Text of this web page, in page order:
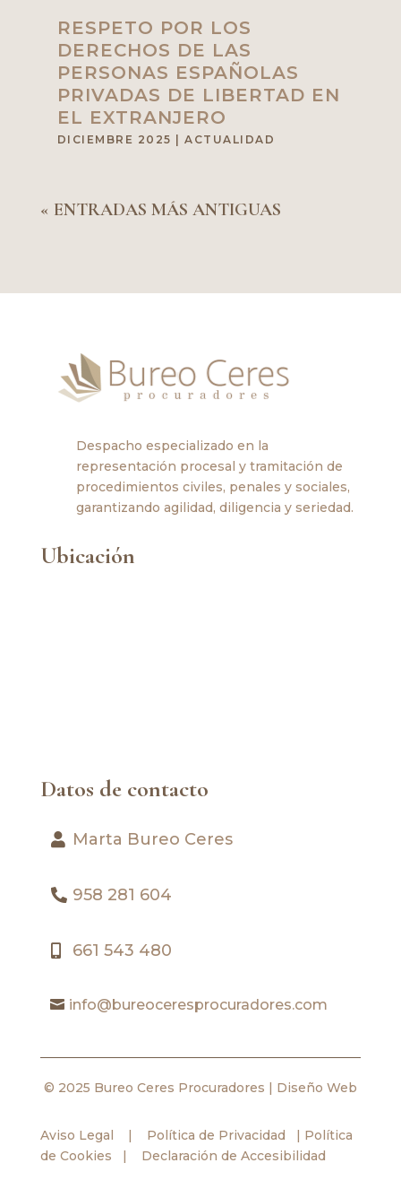
RESPETO POR LOS
DERECHOS DE LAS
PERSONAS ESPAÑOLAS
PRIVADAS DE LIBERTAD EN
EL EXTRANJERO
DICIEMBRE 2025 |ACTUALIDAD
« ENTRADAS MÁS ANTIGUAS
Despacho especializado en la
representación procesal y tramitación de
procedimientos civiles, penales y sociales,
garantizando agilidad, diligencia y seriedad.
Ubicación
Datos de contacto
Marta Bureo Ceres
958 281 604
661 543 480
info@bureoceresprocuradores.com
© 2025 Bureo Ceres Procuradores | Diseño Web
Aviso Legal Política de Privacidad
Política
de Cookies
Declaración de Accesibilidad